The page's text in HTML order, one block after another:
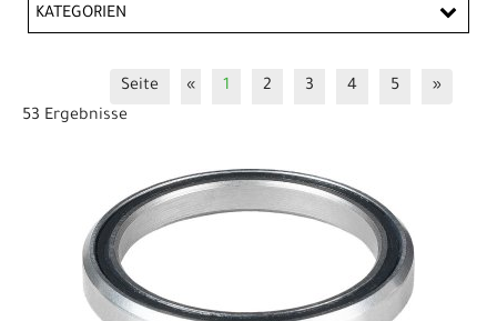
KATEGORIEN
Kettenblätter Zubehör Kurbel & -garnituren
Kurbel &-garnituren Trekking / Gravel
Kurbel&-garnituren Road Kurbelgarnitur 1-fach
Kurbelgarnitur Bosch / Zubehör
Seite « 1 2 3 4 5
»
53 Ergebnisse